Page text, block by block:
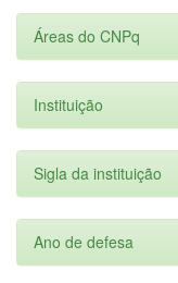
Áreas do CNPq
Instituição
Sigla da instituição
Ano de defesa